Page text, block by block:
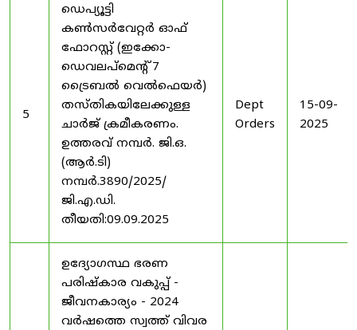
5
ഡെപ്യൂട്ടി
കൺസർവേറ്റർ ഓഫ്
ഫോറസ്റ്റ് (ഇക്കോ-
ഡെവലപ്മെന്റ് 7
ട്രൈബൽ വെൽഫെയർ)
തസ്തികയിലേക്കുള്ള
ചാർജ് ക്രമീകരണം.
ഉത്തരവ് നമ്പർ. ജി.ഒ.
(ആർ.ടി)
നമ്പർ.3890/2025/
ജി.എ.ഡി.
തീയതി:09.09.2025
Dept
Orders
15-09-
2025
ഉദ്യോഗസ്ഥ ഭരണ
പരിഷ്കാര വകുപ്പ് -
ജീവനകാര്യം - 2024
വർഷത്തെ സ്വത്ത് വിവര